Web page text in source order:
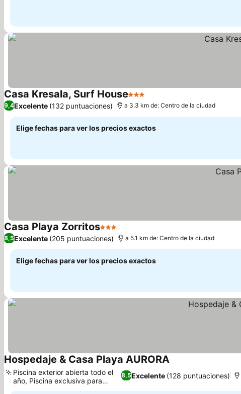
Casa Kresala, Surf House3 Estrellas
9,4Excelente (132 puntuaciones) a 3.3 km de: Centro de la ciudad
Elige fechas para ver los precios exactos
Casa Playa Zorritos3 EstrellasVer precios
8,5Excelente (205 puntuaciones) a 5.1 km de: Centro de la ciudad
Elige fechas para ver los precios exactos
Hospedaje & Casa Playa AURORAVer precios
8,5Excelente (128 puntuaciones)
Piscina exterior abierta todo el
año, Piscina exclusiva para
niños